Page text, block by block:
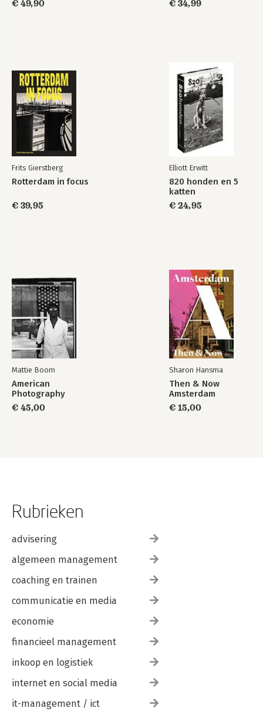
€ 49,90 € 34,99
Frits Gierstberg
Rotterdam in focus
€ 39,95
Elliott Erwitt
820 honden en 5
katten
€ 24,95
Mattie Boom
American
Photography
€ 45,00
Sharon Hansma
Then & Now
Amsterdam
€ 15,00
Rubrieken
advisering
algemeen management
coaching en trainen
communicatie en media
economie
financieel management
inkoop en logistiek
internet en social media
it-management / ict